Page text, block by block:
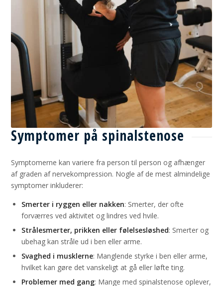
Symptomer på spinalstenose
Symptomerne kan variere fra person til person og afhænger
af graden af nervekompression. Nogle af de mest almindelige
symptomer inkluderer:
Smerter i ryggen eller nakken: Smerter, der ofte
forværres ved aktivitet og lindres ved hvile.
Strålesmerter, prikken eller følelsesløshed: Smerter og
ubehag kan stråle ud i ben eller arme.
Svaghed i musklerne: Manglende styrke i ben eller arme,
hvilket kan gøre det vanskeligt at gå eller løfte ting.
Problemer med gang: Mange med spinalstenose oplever,